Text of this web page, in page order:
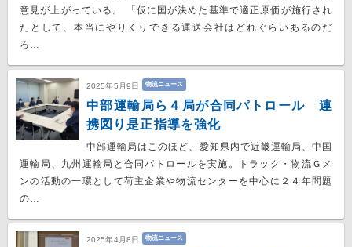
意見が上がっている。 「仮に国が決めた基準で適正原価が施行され
たとして、本当にやりくりできる運送会社はどれぐらいあるのだ
ろ…
2025年5月9日 物流ニュース
中部運輸局ら４局が合同パトロール 連
携図り是正指導を強化
中部運輸局はこのほど、愛知県内で近畿運輸局、中国
運輸局、九州運輸局と合同パトロールを実施。トラック・物流Ｇメ
ンの活動の一環として荷主企業や物流センターを中心に２４年問題
の…
2025年4月8日 物流ニュース